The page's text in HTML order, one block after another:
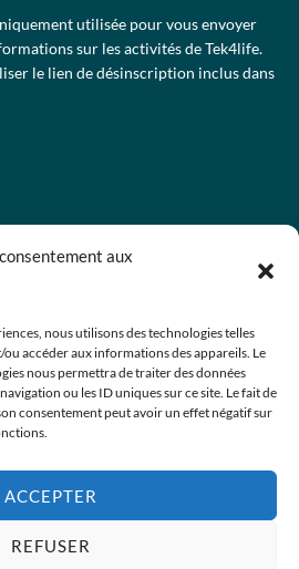
aux
nous utilisons des technologies telles
accéder aux informations des appareils. Le
nous permettra de traiter des données
ou les ID uniques sur ce site. Le fait de
consentement peut avoir un effet négatif sur
ACCEPTER
REFUSER
utilisée pour vous envoyer
sur les activités de Tek4life.
le lien de désinscription inclus dans
confidentialité
cookies